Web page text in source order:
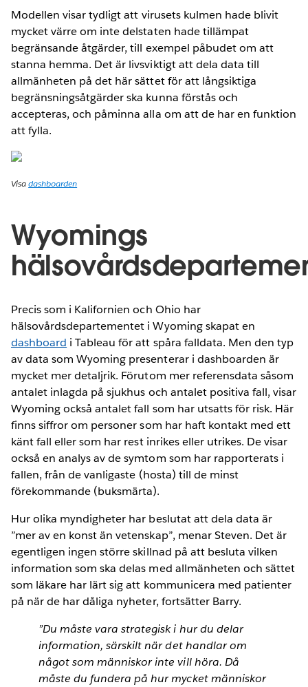
Modellen visar tydligt att virusets kulmen hade blivit
mycket värre om inte delstaten hade tillämpat
begränsande åtgärder, till exempel påbudet om att
stanna hemma. Det är livsviktigt att dela data till
allmänheten på det här sättet för att långsiktiga
begränsningsåtgärder ska kunna förstås och
accepteras, och påminna alla om att de har en funktion
att fylla.
Visadashboarden
Wyomings
Precis som i Kalifornien och Ohio har
hälsovårdsdepartementet i Wyoming skapat en
dashboard i Tableau för att spåra falldata. Men den typ
av data som Wyoming presenterar i dashboarden är
mycket mer detaljrik. Förutom mer referensdata såsom
antalet inlagda på sjukhus och antalet positiva fall, visar
Wyoming också antalet fall som har utsatts för risk. Här
finns siffror om personer som har haft kontakt med ett
känt fall eller som har rest inrikes eller utrikes. De visar
också en analys av de symtom som har rapporterats i
fallen, från de vanligaste (hosta) till de minst
förekommande (buksmärta).
Hur olika myndigheter har beslutat att dela data är
”mer av en konst än vetenskap”, menar Steven. Det är
egentligen ingen större skillnad på att besluta vilken
information som ska delas med allmänheten och sättet
som läkare har lärt sig att kommunicera med patienter
på när de har dåliga nyheter, fortsätter Barry.
”Du måste vara strategisk i hur du delar
information, särskilt när det handlar om
något som människor inte vill höra. Då
måste du fundera på hur mycket människor